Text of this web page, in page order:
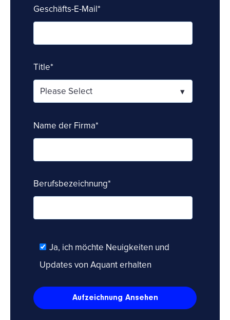
Geschäfts-E-Mail*
Title*
Name der Firma*
Berufsbezeichnung*
Ja, ich möchte Neuigkeiten und
Updates von Aquant erhalten